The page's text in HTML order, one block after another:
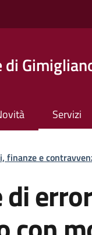
di
Servizi
finanze e
di